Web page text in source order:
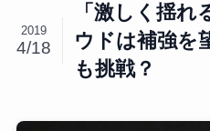
「激しく揺
ウドは補強を
も挑戦？
2019
4/18